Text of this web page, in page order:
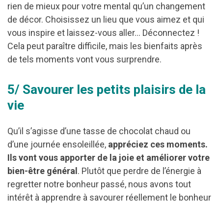
rien de mieux pour votre mental qu’un changement
de décor. Choisissez un lieu que vous aimez et qui
vous inspire et laissez-vous aller… Déconnectez !
Cela peut paraître difficile, mais les bienfaits après
de tels moments vont vous surprendre.
5/ Savourer les petits plaisirs de la
vie
Qu’il s’agisse d’une tasse de chocolat chaud ou
d’une journée ensoleillée, appréciez ces moments.
Ils vont vous apporter de la joie et améliorer votre
bien-être général. Plutôt que perdre de l’énergie à
regretter notre bonheur passé, nous avons tout
intérêt à apprendre à savourer réellement le bonheur